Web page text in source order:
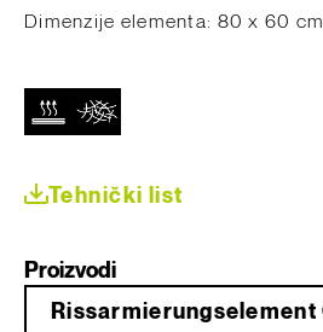
Dimenzije elementa: 80 x 60 cm
Tehnički list
Proizvodi